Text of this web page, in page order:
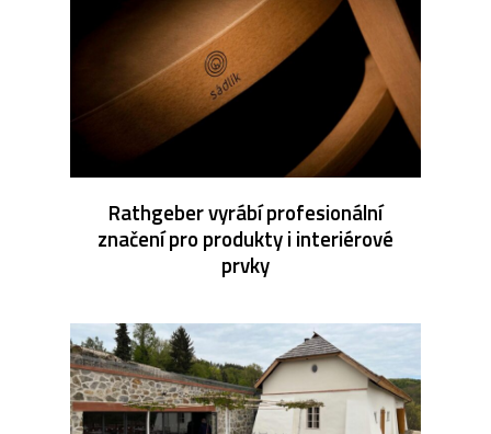
Rathgeber vyrábí profesionální
značení pro produkty i interiérové
prvky